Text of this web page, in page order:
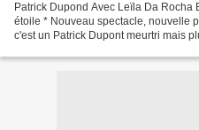
Patrick Dupond Avec Leïla Da Rocha
étoile * Nouveau spectacle, nouvelle
c'est un Patrick Dupont meurtri mais